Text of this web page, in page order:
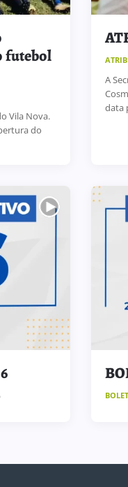
futebol
Vila Nova.
do
A
data